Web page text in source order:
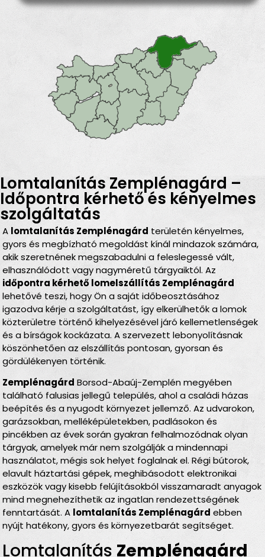
Lomtalanítás Zemplénagárd –
Időpontra kérhető és kényelmes
szolgáltatás
A lomtalanítás Zemplénagárd területén kényelmes,
gyors és megbízható megoldást kínál mindazok számára,
akik szeretnének megszabadulni a feleslegessé vált,
elhasználódott vagy nagyméretű tárgyaiktól. Az
időpontra kérhető lomelszállítás Zemplénagárd
lehetővé teszi, hogy Ön a saját időbeosztásához
igazodva kérje a szolgáltatást, így elkerülhetők a lomok
közterületre történő kihelyezésével járó kellemetlenségek
és a bírságok kockázata. A szervezett lebonyolításnak
köszönhetően az elszállítás pontosan, gyorsan és
gördülékenyen történik.
Zemplénagárd Borsod-Abaúj-Zemplén megyében
található falusias jellegű település, ahol a családi házas
beépítés és a nyugodt környezet jellemző. Az udvarokon,
garázsokban, melléképületekben, padlásokon és
pincékben az évek során gyakran felhalmozódnak olyan
tárgyak, amelyek már nem szolgálják a mindennapi
használatot, mégis sok helyet foglalnak el. Régi bútorok,
elavult háztartási gépek, meghibásodott elektronikai
eszközök vagy kisebb felújításokból visszamaradt anyagok
mind megnehezíthetik az ingatlan rendezettségének
fenntartását. A lomtalanítás Zemplénagárd ebben
nyújt hatékony, gyors és környezetbarát segítséget.
Lomtalanítás Zemplénagárd